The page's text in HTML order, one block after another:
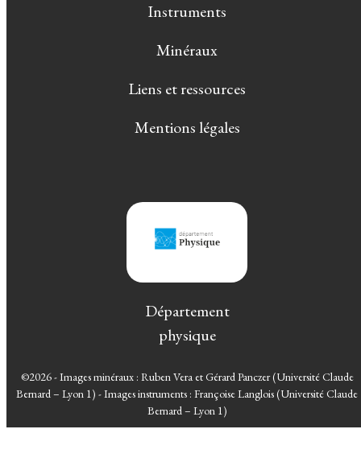
Instruments
Minéraux
Liens et ressources
Mentions légales
Département
physique
©2026 - Images minéraux : Ruben Vera et Gérard Panczer (Université Claude
Bernard – Lyon 1) - Images instruments : Françoise Langlois (Université Claude
Bernard – Lyon 1)